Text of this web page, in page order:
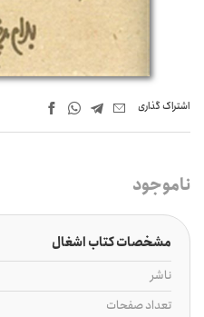
اشتراک‌ گذاری
ناموجود
مشخصات کتاب اشغال
ناشر
تعداد صفحات